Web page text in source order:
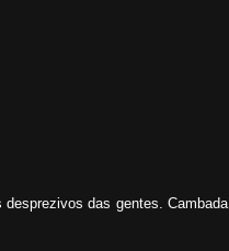
das gentes. Cambada